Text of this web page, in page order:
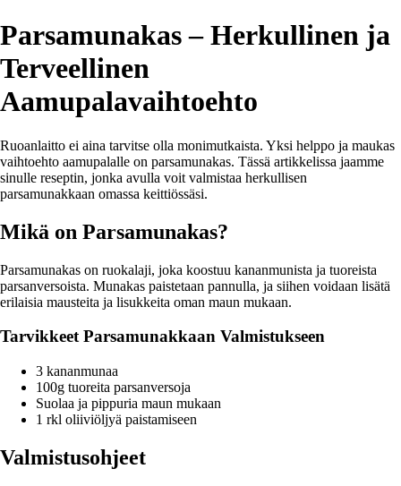
Parsamunakas – Herkullinen ja
Terveellinen
Aamupalavaihtoehto
Ruoanlaitto ei aina tarvitse olla monimutkaista. Yksi helppo ja maukas
vaihtoehto aamupalalle on parsamunakas. Tässä artikkelissa jaamme
sinulle reseptin, jonka avulla voit valmistaa herkullisen
parsamunakkaan omassa keittiössäsi.
Mikä on Parsamunakas?
Parsamunakas on ruokalaji, joka koostuu kananmunista ja tuoreista
parsanversoista. Munakas paistetaan pannulla, ja siihen voidaan lisätä
erilaisia mausteita ja lisukkeita oman maun mukaan.
Tarvikkeet Parsamunakkaan Valmistukseen
3 kananmunaa
100g tuoreita parsanversoja
Suolaa ja pippuria maun mukaan
1 rkl oliiviöljyä paistamiseen
Valmistusohjeet